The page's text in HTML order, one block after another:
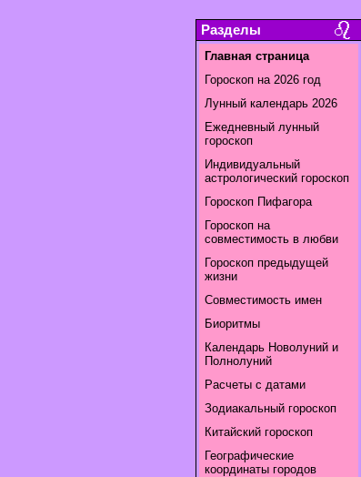
Разделы
Главная страница
Гороскоп на 2026 год
Лунный календарь 2026
Ежедневный лунный
гороскоп
Индивидуальный
астрологический гороскоп
Гороскоп Пифагора
Гороскоп на
совместимость в любви
Гороскоп предыдущей
жизни
Совместимость имен
Биоритмы
Календарь Новолуний и
Полнолуний
Расчеты с датами
Зодиакальный гороскоп
Китайский гороскоп
Географические
координаты городов